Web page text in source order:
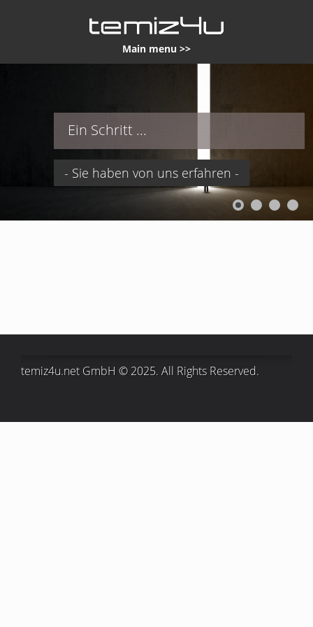
Main menu >>
Ein Schritt ...
- Sie haben von uns erfahren -
temiz4u.net GmbH © 2025. All Rights Reserved.